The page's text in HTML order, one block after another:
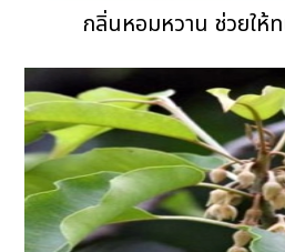
กลิ่นหอมหวาน ช่วยให้